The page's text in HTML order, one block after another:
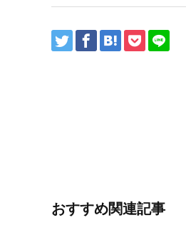
おすすめ関連記事